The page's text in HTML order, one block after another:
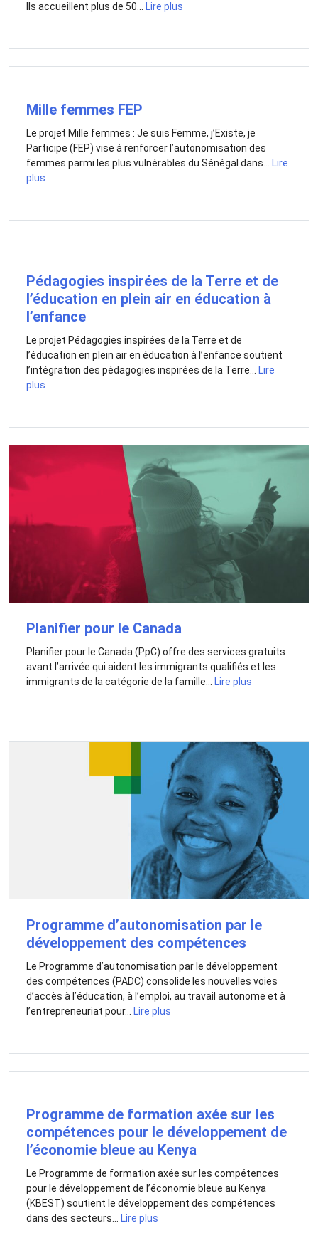
Ils accueillent plus de 50... Lire plus
Mille femmes FEP
Le projet Mille femmes : Je suis Femme, j’Existe, je
Participe (FEP) vise à renforcer l’autonomisation des
femmes parmi les plus vulnérables du Sénégal dans... Lire
plus
Pédagogies inspirées de la Terre et de
l’éducation en plein air en éducation à
l’enfance
Le projet Pédagogies inspirées de la Terre et de
l’éducation en plein air en éducation à l’enfance soutient
l’intégration des pédagogies inspirées de la Terre... Lire
plus
Planifier pour le Canada
Planifier pour le Canada (PpC) offre des services gratuits
avant l’arrivée qui aident les immigrants qualifiés et les
immigrants de la catégorie de la famille... Lire plus
Programme d’autonomisation par le
développement des compétences
Le Programme d’autonomisation par le développement
des compétences (PADC) consolide les nouvelles voies
d’accès à l’éducation, à l’emploi, au travail autonome et à
l’entrepreneuriat pour...
Lire plus
Programme de formation axée sur les
compétences pour le développement de
l’économie bleue au Kenya
Le Programme de formation axée sur les compétences
pour le développement de l’économie bleue au Kenya
(KBEST) soutient le développement des compétences
dans des secteurs...
Lire plus